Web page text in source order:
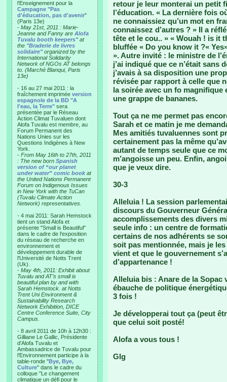
l'Enseignement pour la
Campagne "Pas
d'éducation, pas d'avenir"
(Paris 13e)
- May 21st, 2011 : Marie-
Jeanne and Fanny are Alofa
Tuvalu booth keepers"at
the "Braderie de livres
solidaire"organized by the
International Solidarity
Network of NGOs AT belongs
to. (Marché Blanqui, Paris
13e)
- 16 au 27 mai 2011 : la
fraîchement imprimée version
espagnole de la BD "A
l'eau, la Terre" sera
présentée par le Réseau
Action Climat Tuvaluen dont
Alofa Tuvalu est membre, au
Forum Permanent des
Nations Unies sur les
Questions Indigènes à New
York.
- From May 16th to 27th, 2011
: The new born Spanish
version of “our planet
under water” comic book at
the United Nations Permanent
Forum on Indigenous Issues
in New York with the TuCan
(Tuvalu Climate Action
Network) representatives.
- 4 mai 2011: Sarah Hemstock
tient un stand Alofa et
présente "Small is Beautiful"
dans le cadre de l'exposition
du réseau de recherche en
environnement et
développement durable de
l'Université de Notts Trent
(Uk).
- May 4th, 2011: Exhibit about
Tuvalu and AT’s small is
beautiful plan by and with
Sarah Hemstock. at Notts
Trent Uni Environment &
Sustainability Research
Network Exhibition, DICE
Centre Conference Suite, City
Campus.
- 8 avril 2011 de 10h à 12h30 :
Gilliane Le Gallic, Présidente
d'Alofa Tuvalu et
Ambassadrice de Tuvalu pour
l'Environnement participe à la
table-ronde "Bye, Bye,
Culture" dans le cadre du
colloque "Le changement
climatique un défi pour le
retour je leur monterai un petit
l’éducation. « La dernière fois
ne connaissiez qu’un mot en
connaissez d’autres ? » Il a
tête et le cou.. » « Wouah ! is it
bluffée « Do you know it ?«
». Autre invité : le ministre de
j’ai indiqué que ce n’était sans
j’avais à sa disposition une
révisée par rapport à celle que
la soirée avec un fo
une grappe de bananes.
Tout ça ne me permet pas
Sarah et ce matin je me
Mes amitiés tuvaluennes sont
certainement pas la même
autant de temps seule que ce
m’angoisse un peu. Enfin,
que je veux dire.
30-3
Alleluia ! La session
discours du Gouverneur
accomplissements des divers
seule info : un centre de
certains de nos adhérents se
soit pas mentionnée, mais je
vient et que le gouvernement
d’appartenance !
Alleluia bis : Anare de la Sopac
ébauche de politique
3 fois !
Je développerai tout ça (peut
que celui soit posté!
Alofa a vous tous !
Glg